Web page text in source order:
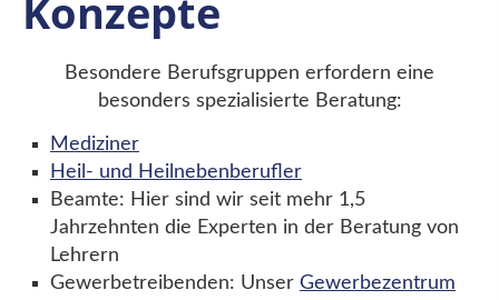
Konzepte
Besondere Berufsgruppen erfordern eine
besonders spezialisierte Beratung:
Mediziner
Heil- und Heilnebenberufler
Beamte: Hier sind wir seit mehr 1,5
Jahrzehnten die Experten in der Beratung von
Lehrern
Gewerbetreibenden: Unser Gewerbezentrum